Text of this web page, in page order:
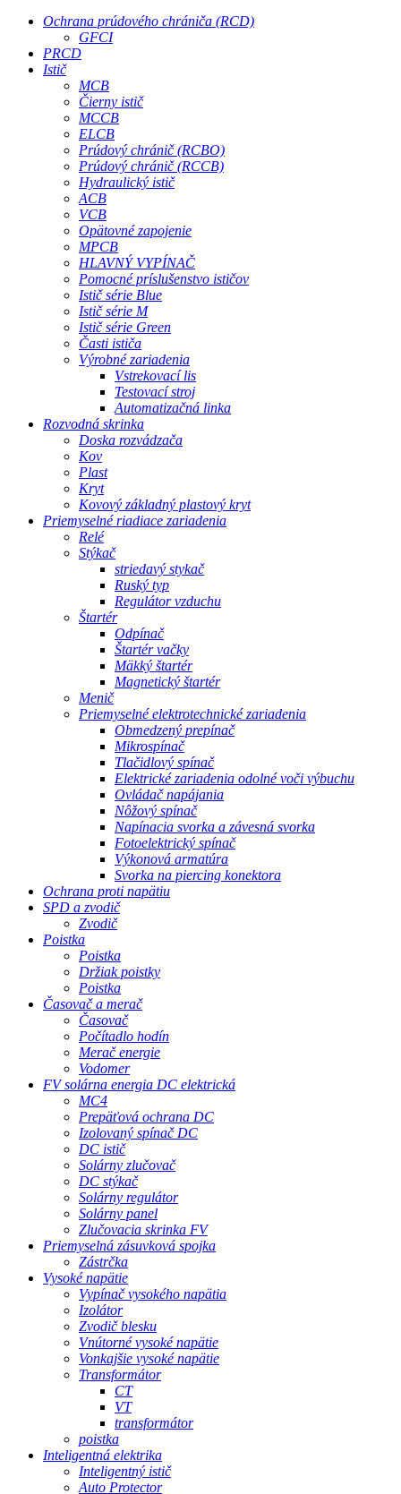
Ochrana prúdového chrániča (RCD)
GFCI
PRCD
Istič
MCB
Čierny istič
MCCB
ELCB
Prúdový chránič (RCBO)
Prúdový chránič (RCCB)
Hydraulický istič
ACB
VCB
Opätovné zapojenie
MPCB
HLAVNÝ VYPÍNAČ
Pomocné príslušenstvo ističov
Istič série Blue
Istič série M
Istič série Green
Časti ističa
Výrobné zariadenia
Vstrekovací lis
Testovací stroj
Automatizačná linka
Rozvodná skrinka
Doska rozvádzača
Kov
Plast
Kryt
Kovový základný plastový kryt
Priemyselné riadiace zariadenia
Relé
Stýkač
striedavý stykač
Ruský typ
Regulátor vzduchu
Štartér
Odpínač
Štartér vačky
Mäkký štartér
Magnetický štartér
Menič
Priemyselné elektrotechnické zariadenia
Obmedzený prepínač
Mikrospínač
Tlačidlový spínač
Elektrické zariadenia odolné voči výbuchu
Ovládač napájania
Nôžový spínač
Napínacia svorka a závesná svorka
Fotoelektrický spínač
Výkonová armatúra
Svorka na piercing konektora
Ochrana proti napätiu
SPD a zvodič
Zvodič
Poistka
Poistka
Držiak poistky
Poistka
Časovač a merač
Časovač
Počítadlo hodín
Merač energie
Vodomer
FV solárna energia DC elektrická
MC4
Prepäťová ochrana DC
Izolovaný spínač DC
DC istič
Solárny zlučovač
DC stýkač
Solárny regulátor
Solárny panel
Zlučovacia skrinka FV
Priemyselná zásuvková spojka
Zástrčka
Vysoké napätie
Vypínač vysokého napätia
Izolátor
Zvodič blesku
Vnútorné vysoké napätie
Vonkajšie vysoké napätie
Transformátor
CT
VT
transformátor
poistka
Inteligentná elektrika
Inteligentný istič
Auto Protector